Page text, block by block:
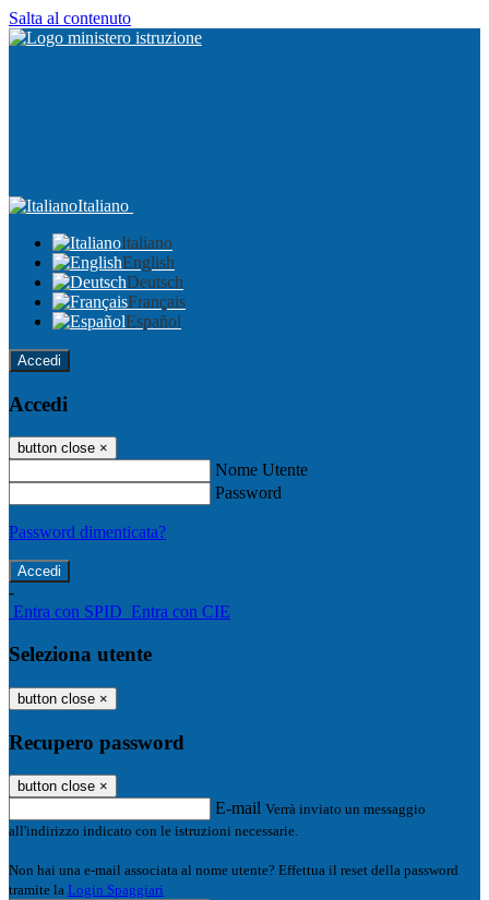
Salta al contenuto
Italiano
Italiano
English
Deutsch
Français
Español
Accedi
Accedi
button close ×
Nome Utente
Password
Password dimenticata?
-
Entra con SPID Entra con CIE
Seleziona utente
button close ×
Recupero password
button close ×
E-mail Verrà inviato un messaggio
all'indirizzo indicato con le istruzioni necessarie.
Non hai una e-mail associata al nome utente? Effettua il reset della password
tramite la Login Spaggiari